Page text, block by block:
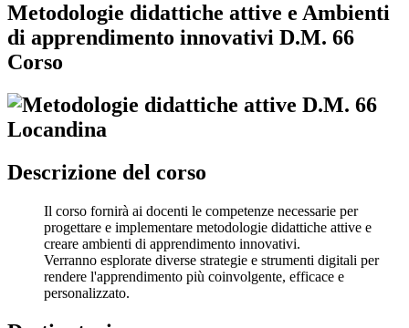
Metodologie didattiche attive e Ambienti
di apprendimento innovativi D.M. 66
Corso
Descrizione del corso
Il corso fornirà ai docenti le competenze necessarie per
progettare e implementare metodologie didattiche attive e
creare ambienti di apprendimento innovativi.
Verranno esplorate diverse strategie e strumenti digitali per
rendere l'apprendimento più coinvolgente, efficace e
personalizzato.